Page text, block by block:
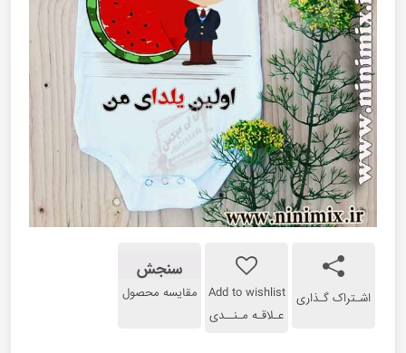
اشـتراک گـذاری Add to wishlist
عـلاقـه مـنــدی
سنجش
مقایسه محصول